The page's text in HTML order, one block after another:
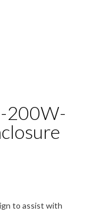
200W-
to assist with